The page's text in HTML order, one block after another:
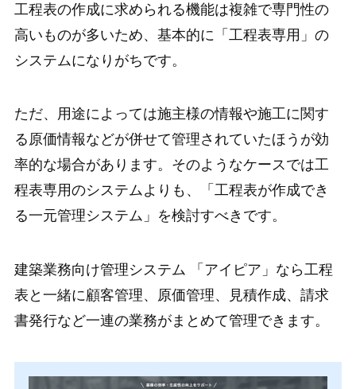
工程表の作成に求められる機能は複雑で専門性の
高いものが多いため、基本的に「工程表専用」の
システムになりがちです。
ただ、用途によっては施主様の情報や施工に関す
る原価情報などが併せて管理されていたほうが効
率的な場合があります。そのようなケースでは工
程表専用のシステムよりも、「工程表が作成でき
る一元管理システム」を検討すべきです。
建築業務向け管理システム 「アイピア」なら工程
表と一緒に顧客管理、原価管理、見積作成、請求
書発行など一連の業務がまとめて管理できます。